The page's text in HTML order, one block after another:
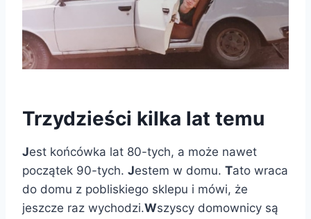
Trzydzieści kilka lat temu
Jest końcówka lat 80-tych, a może nawet
początek 90-tych. Jestem w domu. Tato wraca
do domu z pobliskiego sklepu i mówi, że
jeszcze raz wychodzi.Wszyscy domownicy są